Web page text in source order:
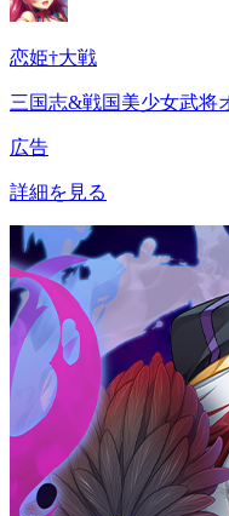
恋姫†大戦
三国志&戦国美少女武将
広告
詳細を見る